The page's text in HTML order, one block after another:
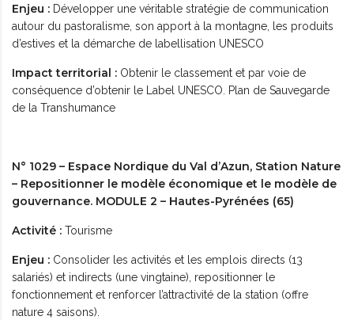
Enjeu : Développer une véritable stratégie de communication
autour du pastoralisme, son apport à la montagne, les produits
d’estives et la démarche de labellisation UNESCO
Impact territorial : Obtenir le classement et par voie de
conséquence d’obtenir le Label UNESCO. Plan de Sauvegarde
de la Transhumance
N° 1029 – Espace Nordique du Val d’Azun, Station Nature
– Repositionner le modèle économique et le modèle de
gouvernance. MODULE 2 – Hautes-Pyrénées (65)
Activité : Tourisme
Enjeu : Consolider les activités et les emplois directs (13
salariés) et indirects (une vingtaine), repositionner le
fonctionnement et renforcer l’attractivité de la station (offre
nature 4 saisons).